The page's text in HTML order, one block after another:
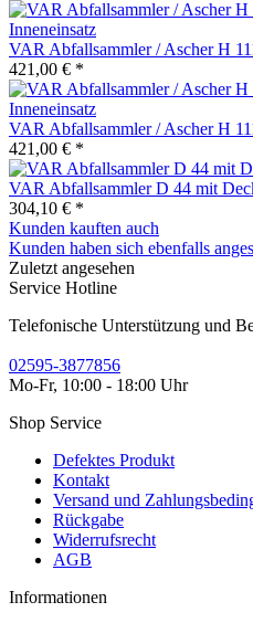
VAR Abfallsammler / Ascher H
421,00 € *
VAR Abfallsammler / Ascher H
421,00 € *
VAR Abfallsammler D 44 mit
304,10 € *
Kunden kauften auch
Kunden haben sich ebenfalls
Zuletzt angesehen
Service Hotline
Telefonische Unterstützung und
02595-3877856
Mo-Fr, 10:00 - 18:00 Uhr
Shop Service
Defektes Produkt
Kontakt
Versand und
Rückgabe
Widerrufsrecht
AGB
Informationen